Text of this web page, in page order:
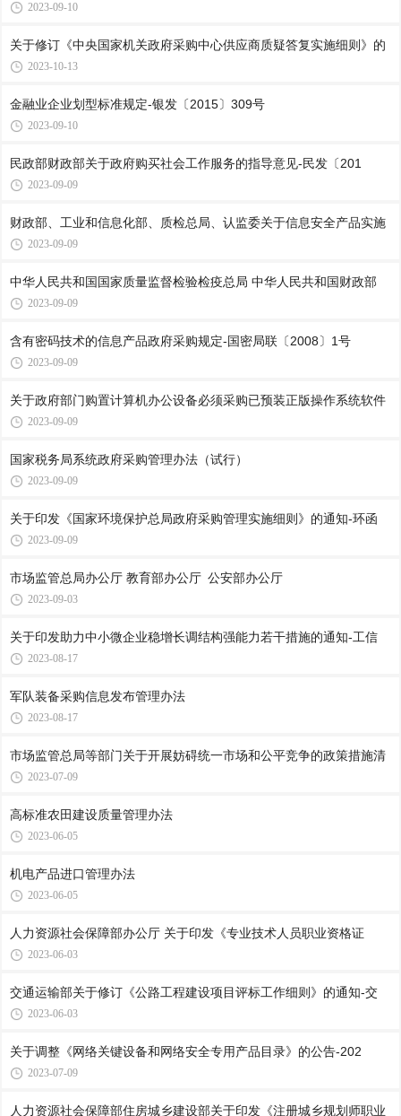
2023-09-10
关于修订《中央国家机关政府采购中心供应商质疑答复实施细则》的
2023-10-13
金融业企业划型标准规定-银发〔2015〕309号
2023-09-10
民政部财政部关于政府购买社会工作服务的指导意见-民发〔201
2023-09-09
财政部、工业和信息化部、质检总局、认监委关于信息安全产品实施
2023-09-09
中华人民共和国国家质量监督检验检疫总局 中华人民共和国财政部
2023-09-09
含有密码技术的信息产品政府采购规定-国密局联〔2008〕1号
2023-09-09
关于政府部门购置计算机办公设备必须采购已预装正版操作系统软件
2023-09-09
国家税务局系统政府采购管理办法（试行）
2023-09-09
关于印发《国家环境保护总局政府采购管理实施细则》的通知-环函
2023-09-09
市场监管总局办公厅 教育部办公厅 公安部办公厅
2023-09-03
关于印发助力中小微企业稳增长调结构强能力若干措施的通知-工信
2023-08-17
军队装备采购信息发布管理办法
2023-08-17
市场监管总局等部门关于开展妨碍统一市场和公平竞争的政策措施清
2023-07-09
高标准农田建设质量管理办法
2023-06-05
机电产品进口管理办法
2023-06-05
人力资源社会保障部办公厅 关于印发《专业技术人员职业资格证
2023-06-03
交通运输部关于修订《公路工程建设项目评标工作细则》的通知-交
2023-06-03
关于调整《网络关键设备和网络安全专用产品目录》的公告-202
2023-07-09
人力资源社会保障部住房城乡建设部关于印发《注册城乡规划师职业